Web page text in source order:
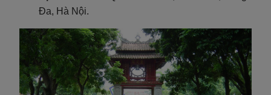
Đa, Hà Nội.